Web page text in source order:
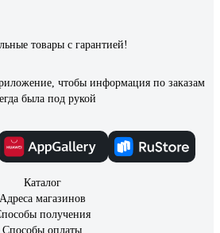
товары с гарантией!
чтобы информация по заказам
была под рукой
Каталог
Адреса магазинов
получения
Способы оплаты